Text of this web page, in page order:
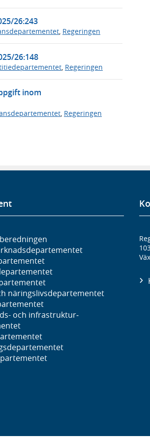
26:243
, Regeringen
26:148
Regeringen
inom
, Regeringen
näringslivs­departementet
och infrastruktur­